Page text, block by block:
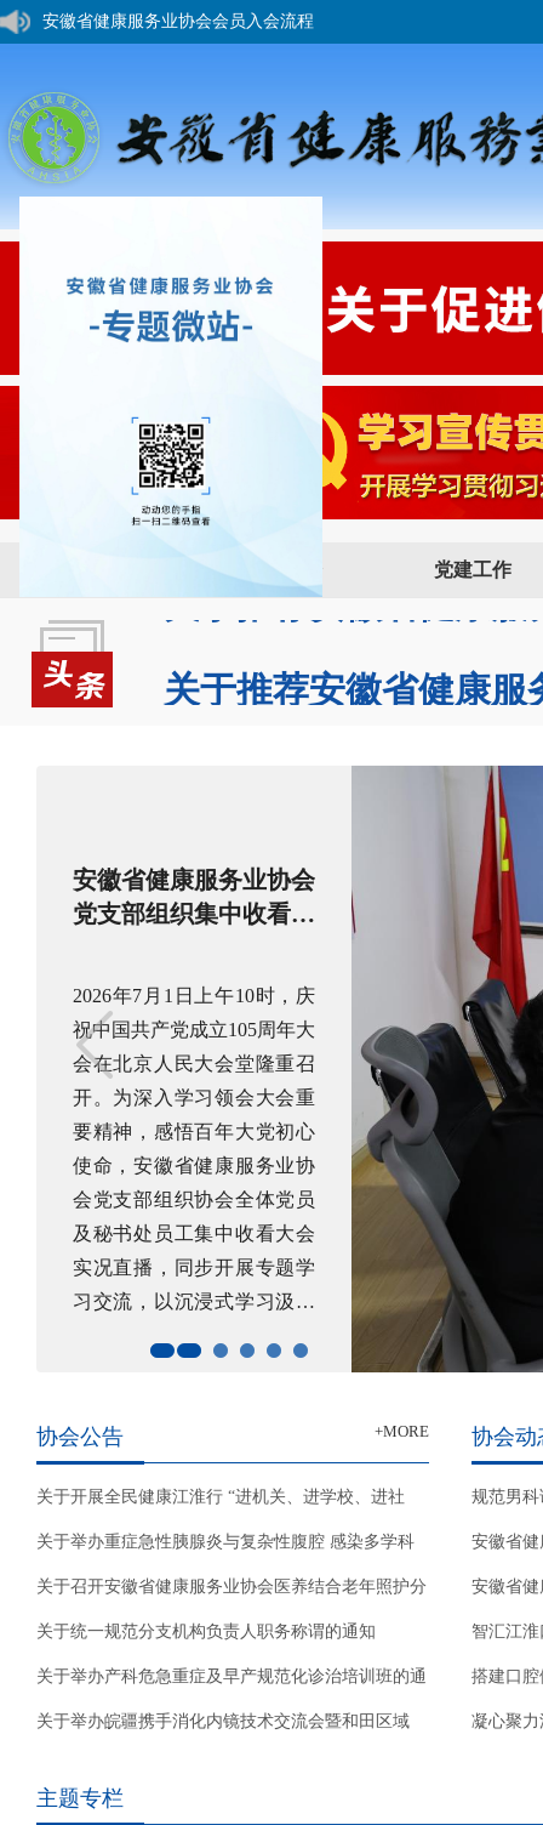
安徽省健康服务业协会会员入会流程
关于协会 党建工作
安徽省健康服务业协会
党支部组织集中收看庆
周年大会直播
2026年7月1日上午10时，庆
祝中国共产党成立105周年大
会在北京人民大会堂隆重召
开。为深入学习领会大会重
要精神，感悟百年大党初心
使命，安徽省健康服务业协
会党支部组织协会全体党员
及秘书处员工集中收看大会
实况直播，同步开展专题学
习交流，以沉浸式学习汲取
协会公告 +MORE
关于开展全民健康江淮行 “进机关、进学校、进社
关于举办重症急性胰腺炎与复杂性腹腔 感染多学科
关于召开安徽省健康服务业协会医养结合老年照护分
会
关于统一规范分支机构负责人职务称谓的通知
关于举办产科危急重症及早产规范化诊治培训班的通
知
关于举办皖疆携手消化内镜技术交流会暨和田区域
协会动
规范男
协
安徽省健
安徽省健
智汇江
搭建口
口
凝心聚
主题专栏